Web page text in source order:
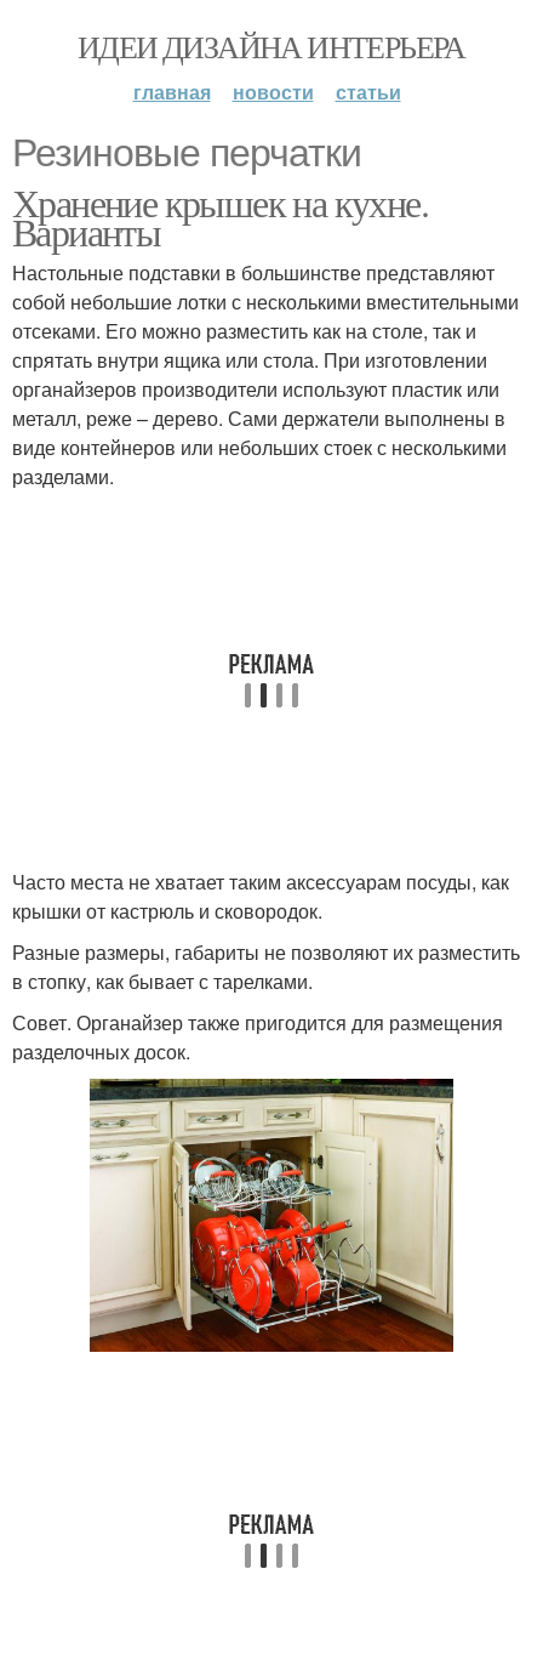
ИДЕИ ДИЗАЙНА ИНТЕРЬЕРА
главная новости статьи
Резиновые перчатки
Хранение крышек на кухне.
Варианты
Настольные подставки в большинстве представляют
собой небольшие лотки с несколькими вместительными
отсеками. Его можно разместить как на столе, так и
спрятать внутри ящика или стола. При изготовлении
органайзеров производители используют пластик или
металл, реже – дерево. Сами держатели выполнены в
виде контейнеров или небольших стоек с несколькими
разделами.
Часто места не хватает таким аксессуарам посуды, как
крышки от кастрюль и сковородок.
Разные размеры, габариты не позволяют их разместить
в стопку, как бывает с тарелками.
Совет. Органайзер также пригодится для размещения
разделочных досок.